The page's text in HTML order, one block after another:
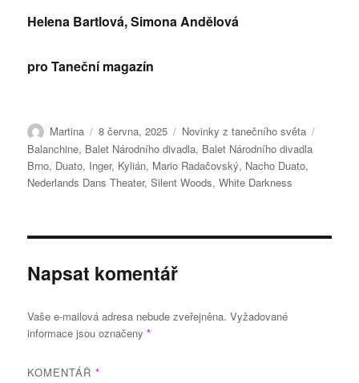
Helena Bartlová, Simona Andělová
pro Taneční magazín
Autor:
Martina Publikováno:
8 června, 2025 Rubriky:
Novinky z tanečního světa
Balanchine, Balet Národního divadla, Balet Národního divadla
Brno, Duato, Inger, Kylián, Mario Radačovský, Nacho Duato,
Nederlands Dans Theater,Silent Woods,White Darkness
Napsat komentář
Vaše e-mailová adresa nebude zveřejněna. Vyžadované
informace jsou označeny*
KOMENTÁŘ*